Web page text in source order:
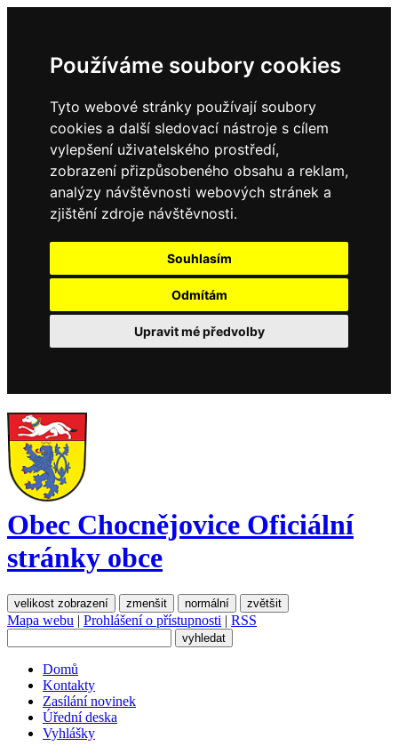
Používáme soubory cookies
Tyto webové stránky používají soubory
cookies a další sledovací nástroje s cílem
vylepšení uživatelského prostředí,
zobrazení přizpůsobeného obsahu a reklam,
analýzy návštěvnosti webových stránek a
zjištění zdroje návštěvnosti.
Souhlasím
Odmítám
Upravit mé předvolby
Obec Chocnějovice Oficiální
stránky obce
velikost zobrazení zmenšit normální zvětšit
Mapa webu | Prohlášení o přístupnosti | RSS
Domů
Kontakty
Zasílání novinek
Úřední deska
Vyhlášky